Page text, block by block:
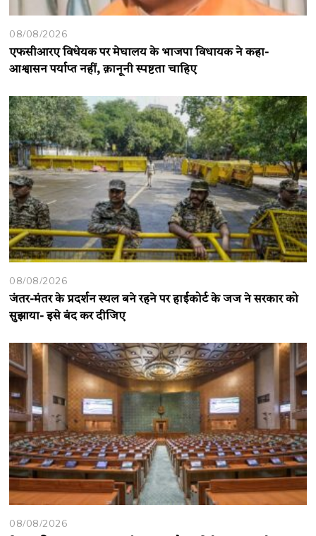
08/08/2026
एफसीआरए विधेयक पर मेघालय के भाजपा विधायक ने कहा-
आश्वासन पर्याप्त नहीं, क़ानूनी स्पष्टता चाहिए
08/08/2026
जंतर-मंतर के प्रदर्शन स्थल बने रहने पर हाईकोर्ट के जज ने सरकार को
सुझाया- इसे बंद कर दीजिए
08/08/2026